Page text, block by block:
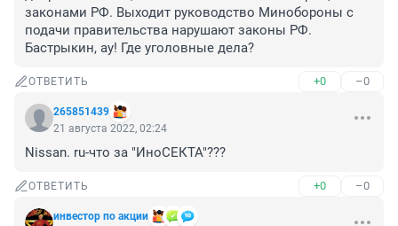
законами РФ. Выходит руководство Минобороны с
подачи правительства нарушают законы РФ.
Бастрыкин, ау! Где уголовные дела?
ОТВЕТИТЬ +0 –0
265851439
21 августа 2022, 02:24
Nissan. ru-что за "ИноСЕКТА"???
ОТВЕТИТЬ +0 –0
инвестор по акции